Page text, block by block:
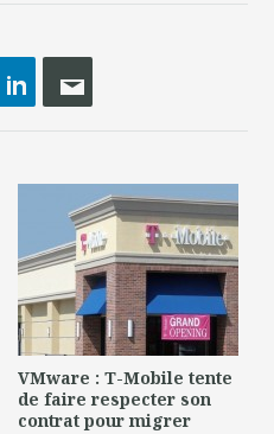
VMware : T-Mobile tente
de faire respecter son
contrat pour migrer